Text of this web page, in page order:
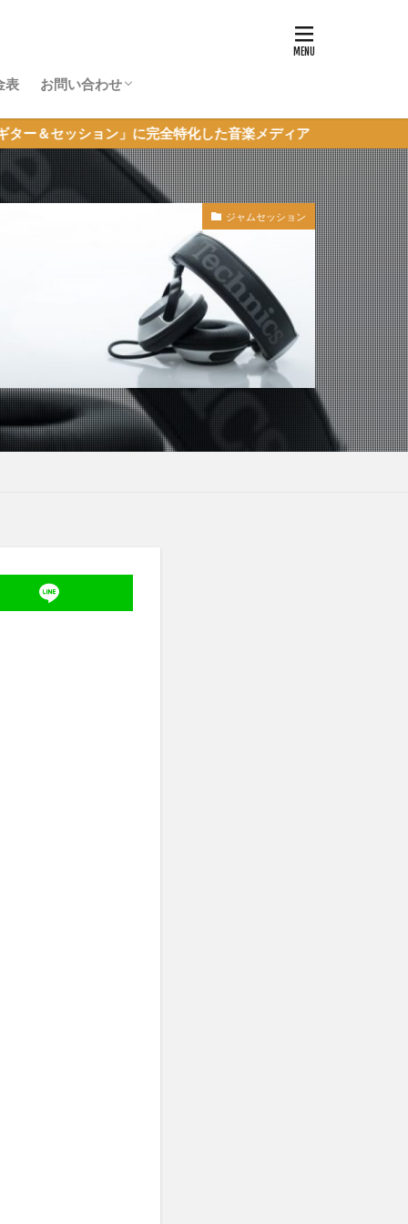
表 お問い合わせ
体験レッスン申し込み
超初心者JAM参加申し込み
その他のお問い合わせ
」に完全特化した音楽メディア
ジャムセッション